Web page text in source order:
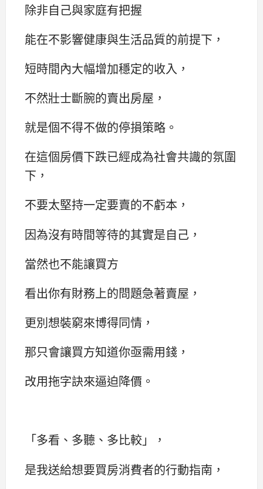
除非自己與家庭有把握
能在不影響健康與生活品質的前提下，
短時間內大幅增加穩定的收入，
不然壯士斷腕的賣出房屋，
就是個不得不做的停損策略。
在這個房價下跌已經成為社會共識的氛圍
下，
不要太堅持一定要賣的不虧本，
因為沒有時間等待的其實是自己，
當然也不能讓買方
看出你有財務上的問題急著賣屋，
更別想裝窮來博得同情，
那只會讓買方知道你亟需用錢，
改用拖字訣來逼迫降價。
「多看、多聽、多比較」，
是我送給想要買房消費者的行動指南，